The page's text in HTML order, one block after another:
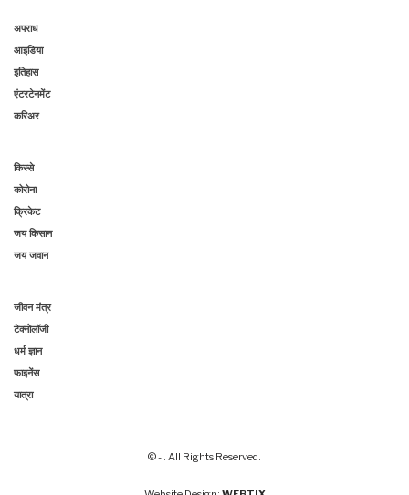
अपराध
आइडिया
इतिहास
एंटरटेनमेंट
करिअर
किस्से
कोरोना
क्रिकेट
जय किसान
जय जवान
जीवन मंत्र
टेक्नोलॉजी
धर्म ज्ञान
फाइनेंस
यात्रा
© - . All Rights Reserved.